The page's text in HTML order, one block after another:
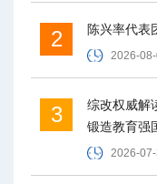
2 陈兴率代表
2026-
3
综改权威解
锻造教育强
2026-